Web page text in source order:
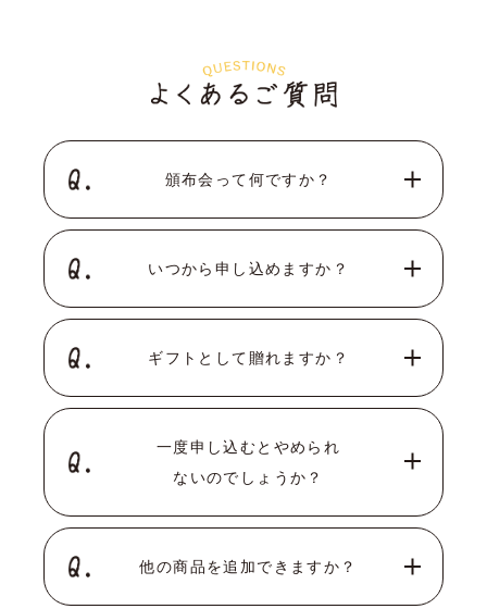
頒布会って何ですか？
いつから申し込めますか？
ギフトとして贈れますか？
一度申し込むとやめられ
ないのでしょうか？
他の商品を追加できますか？